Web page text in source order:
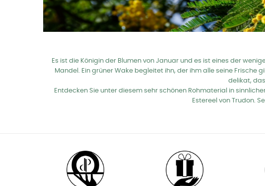
Es ist die Königin der Blumen von Januar und es ist eines der
Mandel. Ein grüner Wake begleitet ihn, der ihm alle seine
delikat,
Entdecken Sie unter diesem sehr schönen Rohmaterial in
Estereel von Trudon.